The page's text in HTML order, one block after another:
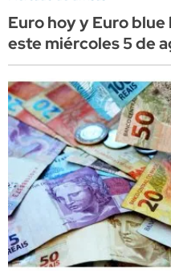
Euro hoy y Euro
este miércoles 5 de